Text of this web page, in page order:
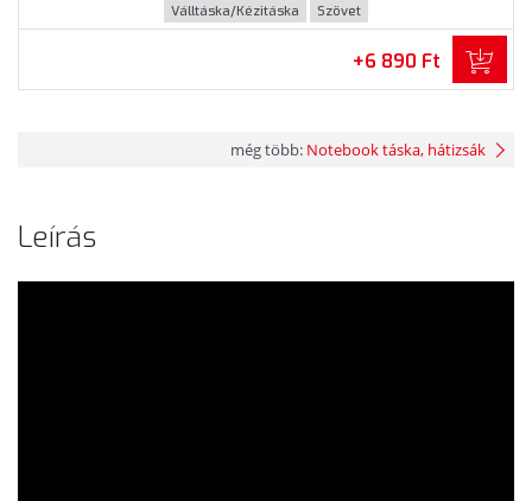
Válltáska/Kézitáska Szövet
+6 890 Ft
még több: Notebook táska, hátizsák
Leírás